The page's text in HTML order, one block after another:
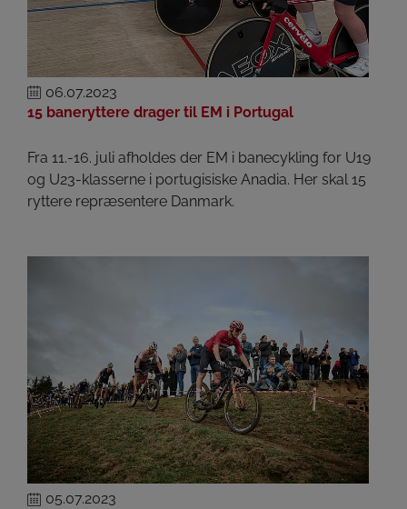
06.07.2023
15 baneryttere drager til EM i Portugal
Fra 11.-16. juli afholdes der EM i banecykling for U19
og U23-klasserne i portugisiske Anadia. Her skal 15
ryttere repræsentere Danmark.
05.07.2023